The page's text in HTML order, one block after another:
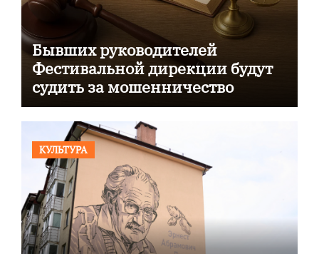
Бывших руководителей
Фестивальной дирекции будут
судить за мошенничество
КУЛЬТУРА